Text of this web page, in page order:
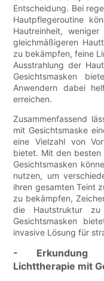
Entscheidung. Bei
Hautpflegeroutine
Hautreinheit,
gleichmäßigeren
zu bekämpfen, feine
Ausstrahlung der
Gesichtsmasken
Anwendern dabei
erreichen.
Zusammenfassend
mit Gesichtsmaske
eine Vielzahl von
bietet. Mit den
Gesichtsmasken
nutzen, um
ihren gesamten Teint
zu bekämpfen,
die Hautstruktur
Gesichtsmasken
invasive Lösung für
- Erkundung
Lichttherapie mit